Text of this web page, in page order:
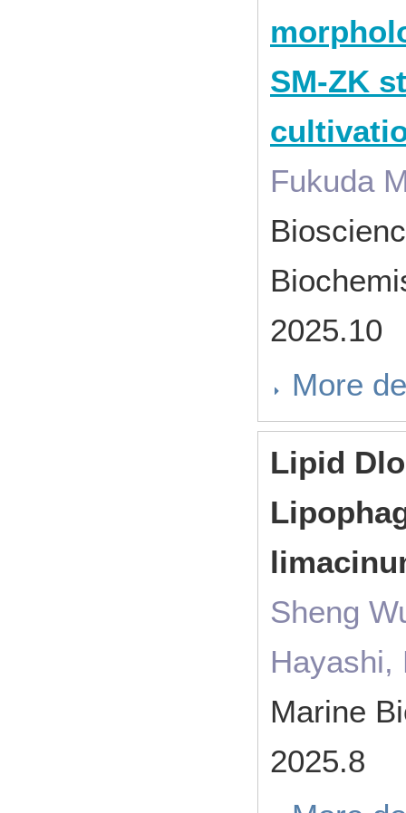
SM-ZK
Fukuda
2025.10
More
Lipid
Sheng
Hayashi,
Marine
2025.8